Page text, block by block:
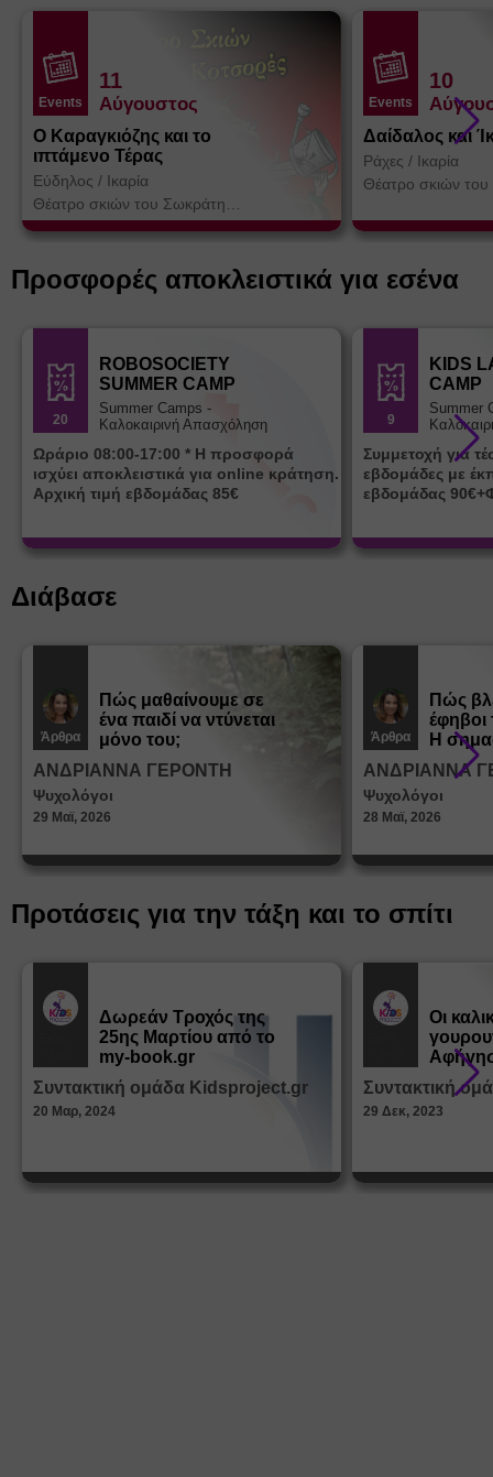
Events
11
Αύγουστος
Ο Καραγκιόζης και το
ιπτάμενο Τέρας
Εύδηλος / Ικαρία
Θέατρο σκιών του Σωκράτη
Κοτσορέ
Events
10
Δαίδαλος και
Ράχες / Ικαρία
Θέατρο σκιών
Προσφορές αποκλειστικά για εσένα
20
ROBOSOCIETY
SUMMER CAMP
Summer Camps -
Καλοκαιρινή Απασχόληση
Ωράριο 08:00-17:00 * Η προσφορά
ισχύει αποκλειστικά για online κράτηση.
Αρχική τιμή εβδομάδας 85€
9
KIDS
CAMP
Summer
Συμμετοχή για
εβδομάδες με
εβδομάδας
Διάβασε
Άρθρα
Πώς μαθαίνουμε σε
ένα παιδί να ντύνεται
μόνο του;
ΑΝΔΡΙΑΝΝΑ ΓΕΡΟΝΤΗ
Ψυχολόγοι
29 Μαϊ, 2026
Άρθρα
Πώς
Η
στη
ΑΝΔΡΙΑΝΝΑ
Ψυχολόγοι
28 Μαϊ, 2026
Προτάσεις για την τάξη και το σπίτι
Δωρεάν Tροχός της
25ης Μαρτίου από το
my-book.gr
Συντακτική ομάδα Kidsproject.gr
20 Μαρ, 2024
Οι
από τα
Συντακτική
29 Δεκ, 2023